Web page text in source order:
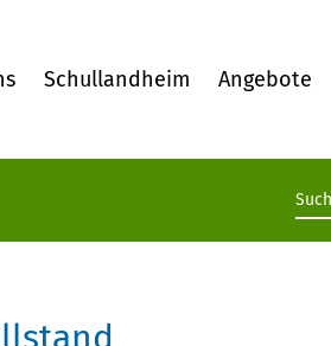
Schullandheim Angebote